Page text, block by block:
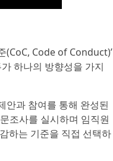
(CoC, Code of Conduct)’
하나의 방향성을 가지
안과 참여를 통해 완성된
조사를 실시하며 임직원
하는 기준을 직접 선택하